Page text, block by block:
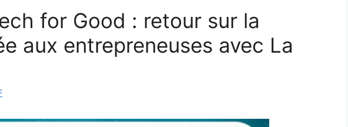
for Good : retour sur la
aux entrepreneuses avec La